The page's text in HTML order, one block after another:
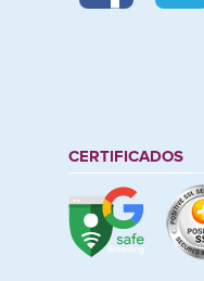
CERTIFICADOS